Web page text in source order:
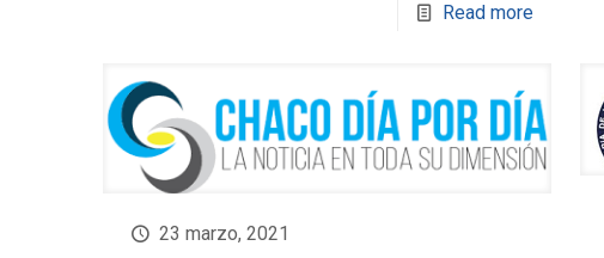
Read more
23 marzo, 2021